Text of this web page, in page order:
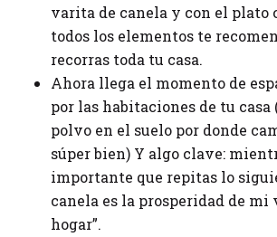
varita de canela y con el plato
todos los elementos te
recorras toda tu casa.
Ahora llega el momento de
por las habitaciones de tu casa
polvo en el suelo por donde
súper bien) Y algo clave:
importante que repitas lo
canela es la prosperidad de mi
hogar”.